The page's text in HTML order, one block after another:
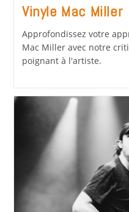
Vinyle Mac Miller
Approfondissez votre
Mac Miller avec notre
poignant à l'artiste.